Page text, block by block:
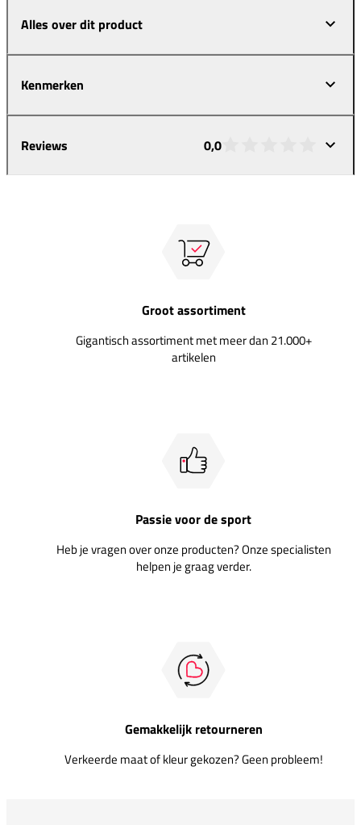
Alles over dit product
Kenmerken
Reviews 0,0
Groot assortiment
Gigantisch assortiment met meer dan 21.000+
artikelen
Passie voor de sport
Heb je vragen over onze producten? Onze specialisten
helpen je graag verder.
Gemakkelijk retourneren
Verkeerde maat of kleur gekozen? Geen probleem!